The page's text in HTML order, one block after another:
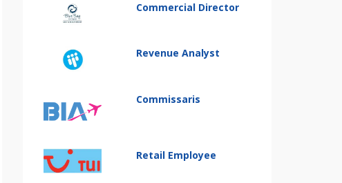
Commercial Director
Revenue Analyst
Commissaris
Retail Employee